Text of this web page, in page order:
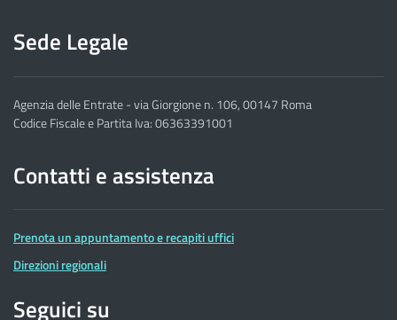
Sede Legale
Agenzia delle Entrate - via Giorgione n. 106, 00147 Roma
Codice Fiscale e Partita Iva: 06363391001
Contatti e assistenza
Prenota un appuntamento e recapiti uffici
Direzioni regionali
Seguici su